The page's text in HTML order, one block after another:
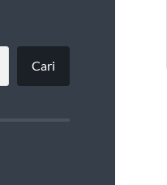
Cari